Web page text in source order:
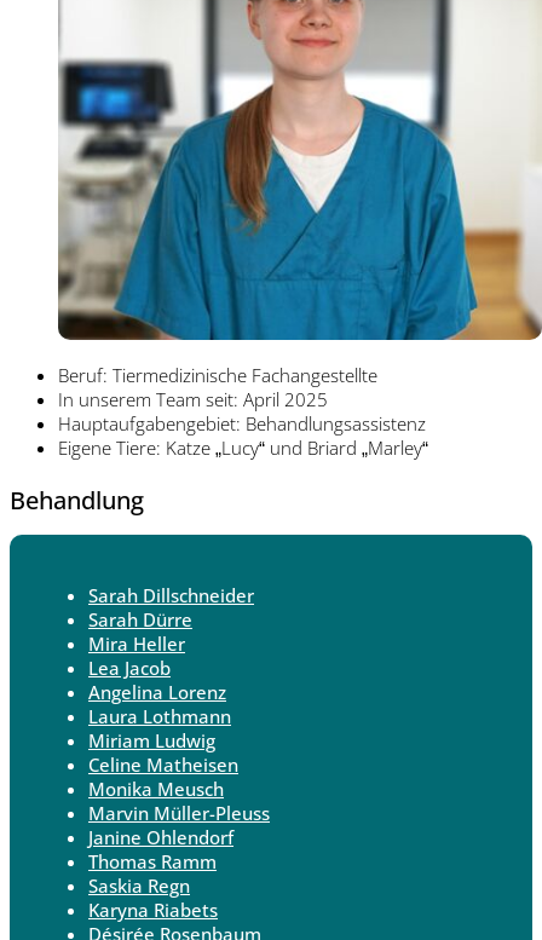
Beruf: Tiermedizinische Fachangestellte
In unserem Team seit: April 2025
Hauptaufgabengebiet: Behandlungsassistenz
Eigene Tiere: Katze „Lucy“ und Briard „Marley“
Behandlung
Sarah Dillschneider
Sarah Dürre
Mira Heller
Lea Jacob
Angelina Lorenz
Laura Lothmann
Miriam Ludwig
Celine Matheisen
Monika Meusch
Marvin Müller-Pleuss
Janine Ohlendorf
Thomas Ramm
Saskia Regn
Karyna Riabets
Désirée Rosenbaum